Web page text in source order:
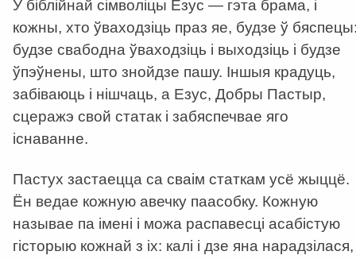
У біблійнай сімволіцы Езус — гэта брама, і
кожны, хто ўваходзіць праз яе, будзе ў
будзе свабодна ўваходзіць і выходзіць і будзе
ўпэўнены, што знойдзе пашу. Іншыя крадуць,
забіваюць і нішчаць, а Езус, Добры Пастыр,
сцеражэ свой статак і забяспечвае яго
існаванне.
Пастух застаецца са сваім статкам усё жыццё.
Ён ведае кожную авечку паасобку. Кожную
называе па імені і можа распавесці асабістую
гісторыю кожнай з іх: калі і дзе яна нарадзілася,